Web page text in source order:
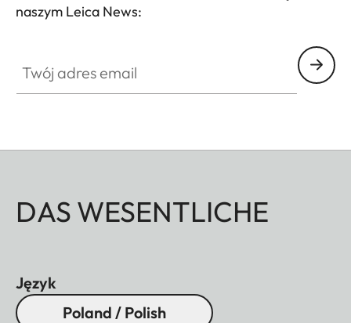
naszym Leica News:
DAS WESENTLICHE
Język
Poland / Polish